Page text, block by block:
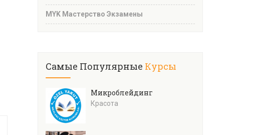
MYK Мастерство Экзамены
Самые Популярные Курсы
Микроблейдинг
Красота